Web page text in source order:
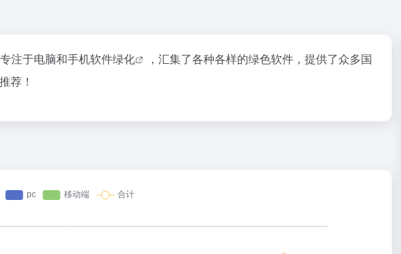
注于电脑和手机软件绿化
，汇集了各种各样的绿色软件，提供了众多国
荐！